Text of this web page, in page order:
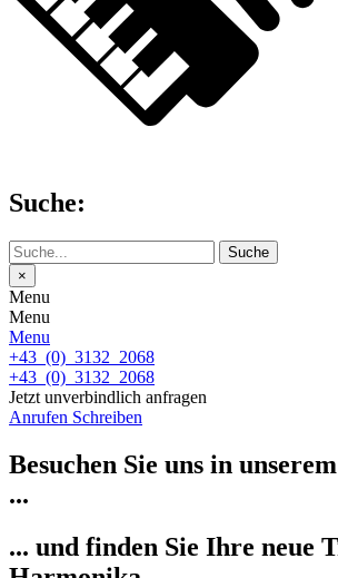
Suche:
Suche
×
Menu
Menu
Menu
+43 (0) 3132 2068
+43 (0) 3132 2068
Jetzt unverbindlich anfragen
Anrufen Schreiben
Besuchen Sie uns in
...
... und finden Sie Ihre neue